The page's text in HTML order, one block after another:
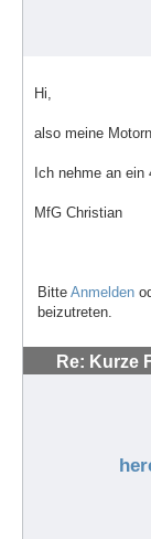
Hi,
also meine
Ich nehme an ein
MfG Christian
Bitte Anmelden
beizutreten.
Re: Kurze